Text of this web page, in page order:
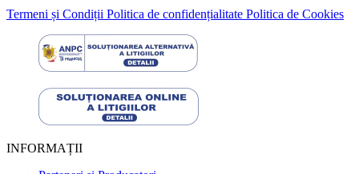
Termeni și Condiții Politica de confidențialitate Politica de Cookies
INFORMAȚII